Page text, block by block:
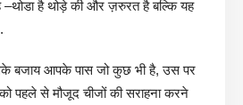
है थोड़े की और ज़रुरत है बल्कि यह
बजाय आपके पास जो कुछ भी है, उस पर
पहले से मौजूद चीजों की सराहना करने